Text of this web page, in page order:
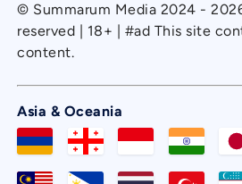
© Summarum Media 2024 -
reserved | 18+ | #ad This site
content.
Asia & Oceania